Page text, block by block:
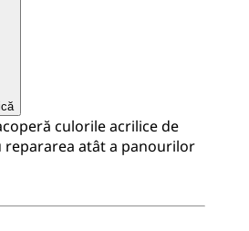
culorile acrilice de
atât a panourilor